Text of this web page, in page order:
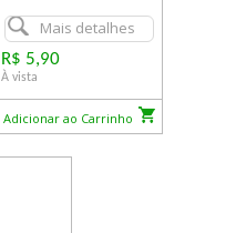
Mais detalhes
R$ 5,90
À vista
Adicionar ao Carrinho